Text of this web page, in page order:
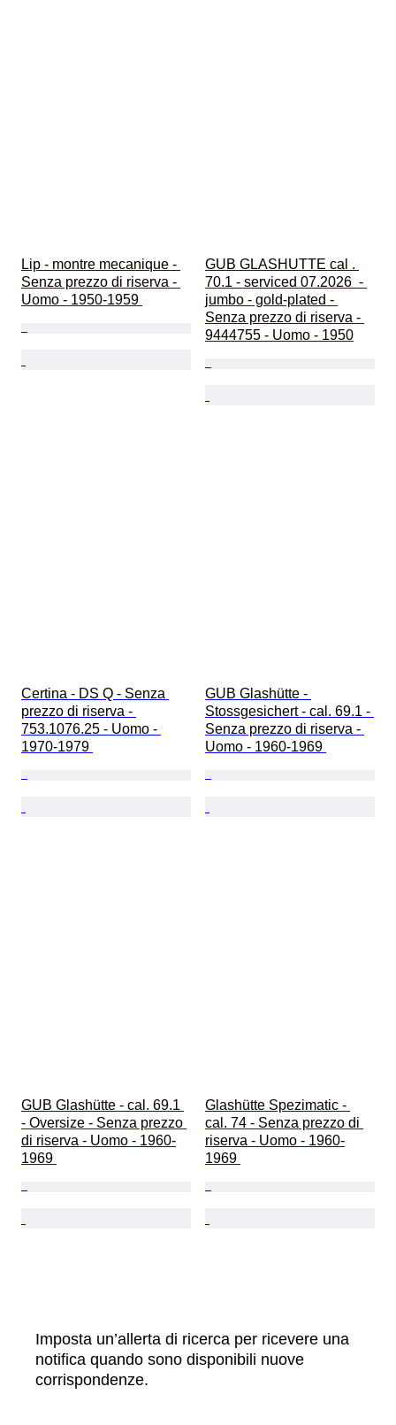
Lip - montre mecanique -
Senza prezzo di riserva -
Uomo - 1950-1959
GUB GLASHUTTE cal .
70.1 - serviced 07.2026  -
jumbo - gold-plated -
Senza prezzo di riserva -
9444755 - Uomo - 1950
Certina - DS Q - Senza
prezzo di riserva -
753.1076.25 - Uomo -
1970-1979
GUB Glashütte -
Stossgesichert - cal. 69.1 -
Senza prezzo di riserva -
Uomo - 1960-1969
GUB Glashütte - cal. 69.1
- Oversize - Senza prezzo
di riserva - Uomo - 1960-
1969
Glashütte Spezimatic -
cal. 74 - Senza prezzo di
riserva - Uomo - 1960-
1969
Imposta un’allerta di ricerca per ricevere una
notifica quando sono disponibili nuove
corrispondenze.